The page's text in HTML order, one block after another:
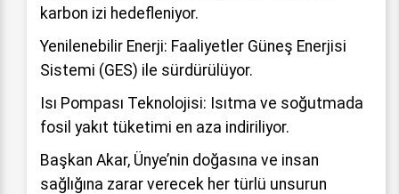
karbon izi hedefleniyor.
Yenilenebilir Enerji: Faaliyetler Güneş Enerjisi
Sistemi (GES) ile sürdürülüyor.
Isı Pompası Teknolojisi: Isıtma ve soğutmada
fosil yakıt tüketimi en aza indiriliyor.
Başkan Akar, Ünye’nin doğasına ve insan
sağlığına zarar verecek her türlü unsurun